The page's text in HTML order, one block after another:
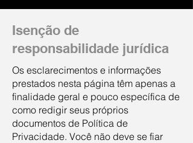
Isenção de
responsabilidade jurídica
Os esclarecimentos e informações
prestados nesta página têm apenas a
finalidade geral e pouco específica de
como redigir seus próprios
documentos de Política de
Privacidade. Você não deve se fiar